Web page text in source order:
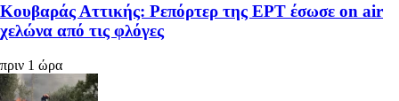
Κουβαράς Αττικής: Ρεπόρτερ της ΕΡΤ έσωσε on air
χελώνα από τις φλόγες
πριν 1 ώρα